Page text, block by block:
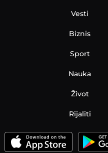
Vesti
Biznis
Sport
Nauka
Život
Rijaliti